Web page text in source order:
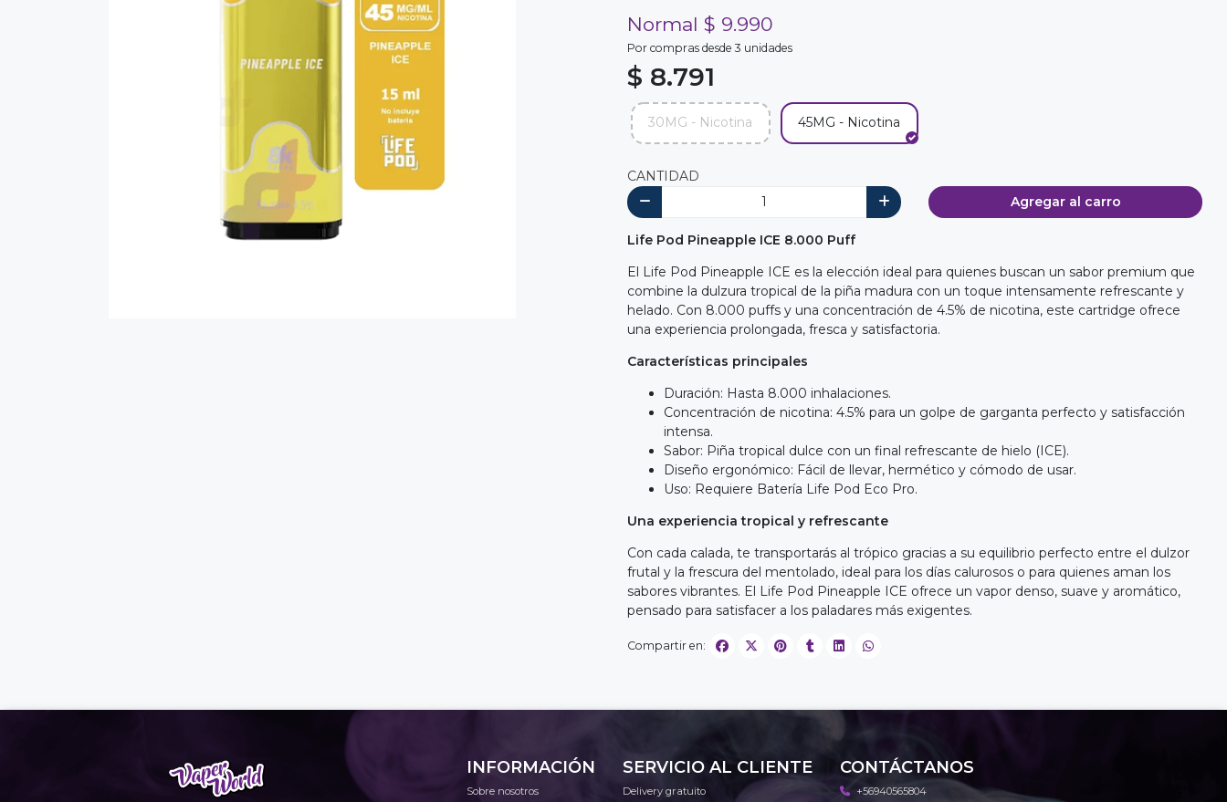
Normal $ 9.990
Por compras desde 3 unidades
$ 8.791
30MG - Nicotina 45MG - Nicotina
CANTIDAD
Agregar al carro
Life Pod Pineapple ICE 8.000 Puff
El Life Pod Pineapple ICE es la elección ideal para quienes buscan un sabor premium que
combine la dulzura tropical de la piña madura con un toque intensamente refrescante y
helado. Con 8.000 puffs y una concentración de 4.5% de nicotina, este cartridge ofrece
una experiencia prolongada, fresca y satisfactoria.
Características principales
Duración: Hasta 8.000 inhalaciones.
Concentración de nicotina: 4.5% para un golpe de garganta perfecto y satisfacción
intensa.
Sabor: Piña tropical dulce con un final refrescante de hielo (ICE).
Diseño ergonómico: Fácil de llevar, hermético y cómodo de usar.
Uso: Requiere Batería Life Pod Eco Pro.
Una experiencia tropical y refrescante
Con cada calada, te transportarás al trópico gracias a su equilibrio perfecto entre el dulzor
frutal y la frescura del mentolado, ideal para los días calurosos o para quienes aman los
sabores vibrantes. El Life Pod Pineapple ICE ofrece un vapor denso, suave y aromático,
pensado para satisfacer a los paladares más exigentes.
Compartir en:
INFORMACIÓN
Sobre nosotros
SERVICIO AL CLIENTE
Delivery gratuito
CONTÁCTANOS
+56940565804